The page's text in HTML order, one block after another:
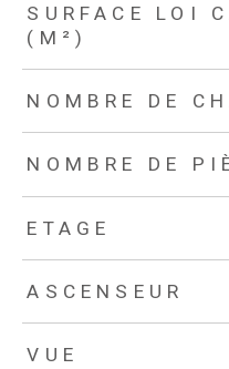
SURFACE LOI
(M²)
NOMBRE DE
NOMBRE DE
ETAGE
ASCENSEUR
VUE